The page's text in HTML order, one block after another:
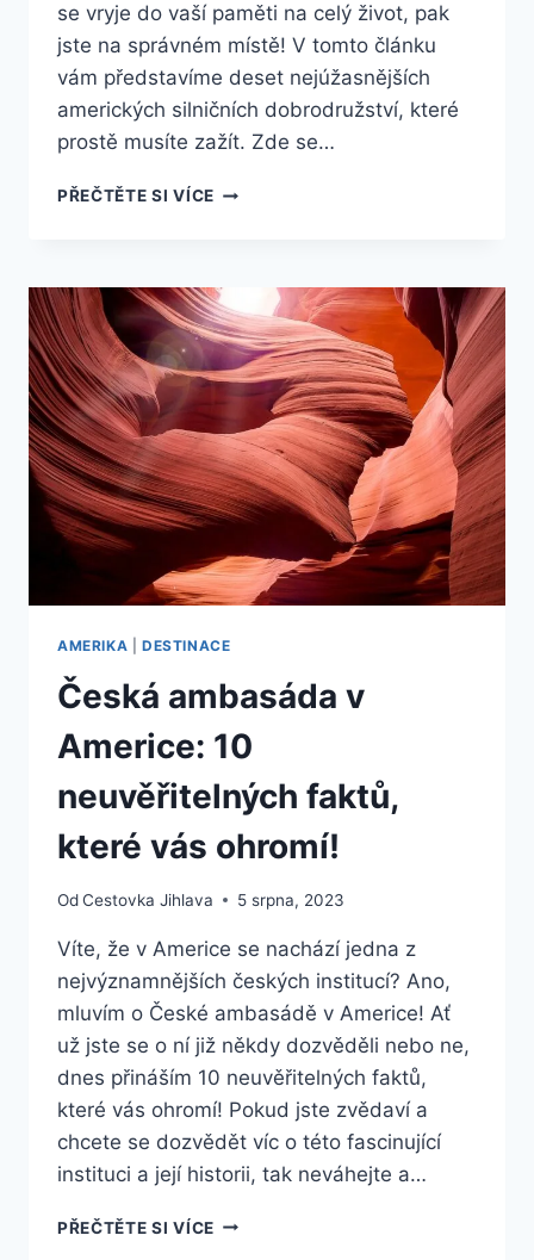
se vryje do vaší paměti na celý život, pak
jste na správném místě! V tomto článku
vám představíme deset nejúžasnějších
amerických silničních dobrodružství, které
prostě musíte zažít. Zde se…
PŘEČTĚTE SI VÍCE10
DOBRODRUŽSTVÍ,
KTERÉ
MUSÍTE
ZAŽÍT!
AMERIKA DESTINACE
Česká ambasáda v
Americe: 10
neuvěřitelných faktů,
které vás ohromí!
OdCestovka Jihlava 5 srpna, 2023
Víte, že v Americe se nachází jedna z
nejvýznamnějších českých institucí? Ano,
mluvím o České ambasádě v Americe! Ať
už jste se o ní již někdy dozvěděli nebo ne,
dnes přináším 10 neuvěřitelných faktů,
které vás ohromí! Pokud jste zvědaví a
chcete se dozvědět víc o této fascinující
instituci a její historii, tak neváhejte a…
PŘEČTĚTE SI VÍCEČESKÁ